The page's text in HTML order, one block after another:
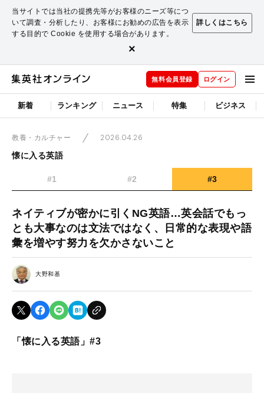
当サイトでは当社の提携先等がお客様のニーズ等につ
いて調査・分析したり、お客様にお勧めの広告を表示
する目的で Cookie を使用する場合があります。
詳しくはこちら
×
無料会員登録 ログイン
新着 ランキング ニュース 特集 ビジネス
教養・カルチャー
2026.04.26
懐に入る英語
#1 #2 #3
ネイティブが密かに引くNG英語…英会話でもっ
とも大事なのは文法ではなく、日常的な表現や語
彙を増やす努力を欠かさないこと
大野和基
「懐に入る英語」#3